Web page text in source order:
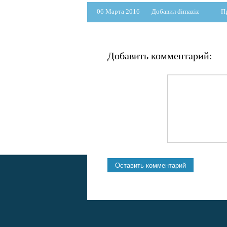
06 Марта 2016 Добавил dimaziz
Добавить комментарий: